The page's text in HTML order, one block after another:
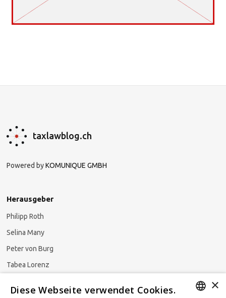
taxlawblog.ch
Powered byKOMUNIQUE GMBH
Herausgeber
Philipp Roth
Selina Many
Peter von Burg
Tabea Lorenz
×
Diese Webseite verwendet Cookies.